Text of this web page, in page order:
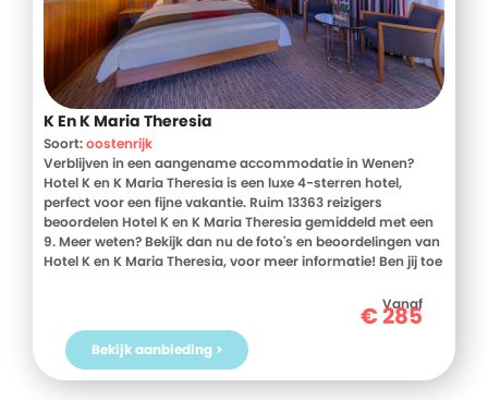
K En K Maria Theresia
Soort:oostenrijk
Verblijven in een aangename accommodatie in Wenen?
Hotel K en K Maria Theresia is een luxe 4-sterren hotel,
perfect voor een fijne vakantie. Ruim 13363 reizigers
beoordelen Hotel K en K Maria Theresia gemiddeld met een
9. Meer weten? Bekijk dan nu de foto's en beoordelingen van
Hotel K en K Maria Theresia, voor meer informatie! Ben jij toe
Vanaf
€285
Bekijk aanbieding >